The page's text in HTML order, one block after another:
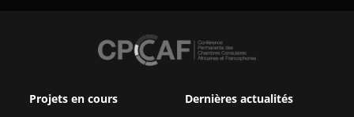
Projets en cours Dernières actualités